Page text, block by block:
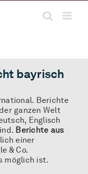
bayrisch
Berichte
ganzen Welt
Englisch
Berichte aus
einer
& Co.
möglich ist.